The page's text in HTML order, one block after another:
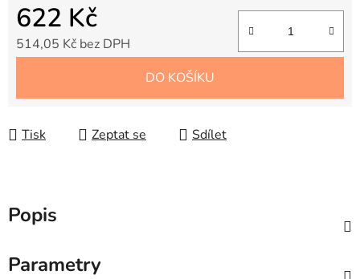
622 Kč
514,05 Kč bez DPH
DO KOŠÍKU
Tisk Zeptat se Sdílet
Popis
Parametry